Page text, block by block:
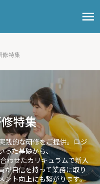
修特集
特集
践的な研修をご提供。ロジ
った基礎から、
わせたカリキュラムで新入
が自信を持って業務に取り
ント向上にも繋がります。
menu